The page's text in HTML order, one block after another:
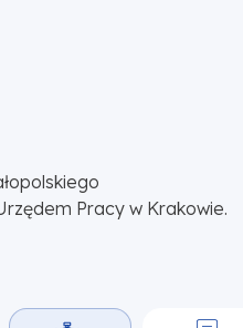
Pracy w Krakowie.